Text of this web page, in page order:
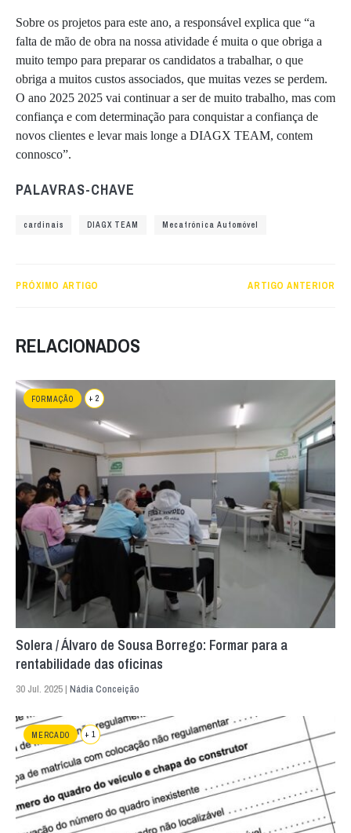
Sobre os projetos para este ano, a responsável explica que “a
falta de mão de obra na nossa atividade é muita o que obriga a
muito tempo para preparar os candidatos a trabalhar, o que
obriga a muitos custos associados, que muitas vezes se perdem.
O ano 2025 2025 vai continuar a ser de muito trabalho, mas com
confiança e com determinação para conquistar a confiança de
novos clientes e levar mais longe a DIAGX TEAM, contem
connosco”.
PALAVRAS-CHAVE
cardinais DIAGX TEAM Mecatrónica Automóvel
PRÓXIMO ARTIGO ARTIGO ANTERIOR
RELACIONADOS
FORMAÇÃO + 2
Solera / Álvaro de Sousa Borrego: Formar para a
rentabilidade das oficinas
30 Jul. 2025 | Nádia Conceição
MERCADO + 1